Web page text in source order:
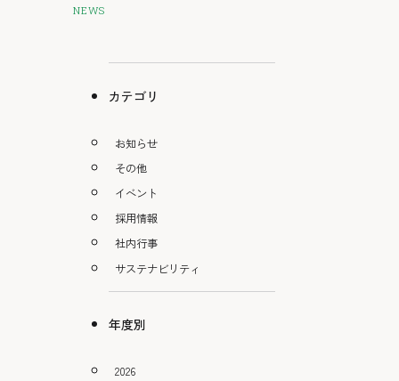
NEWS
カテゴリ
お知らせ
その他
イベント
採用情報
社内行事
サステナビリティ
年度別
2026